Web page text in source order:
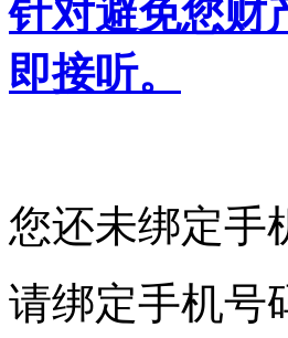
针对避免您财
即接听。
您还未绑定手
请绑定手机号